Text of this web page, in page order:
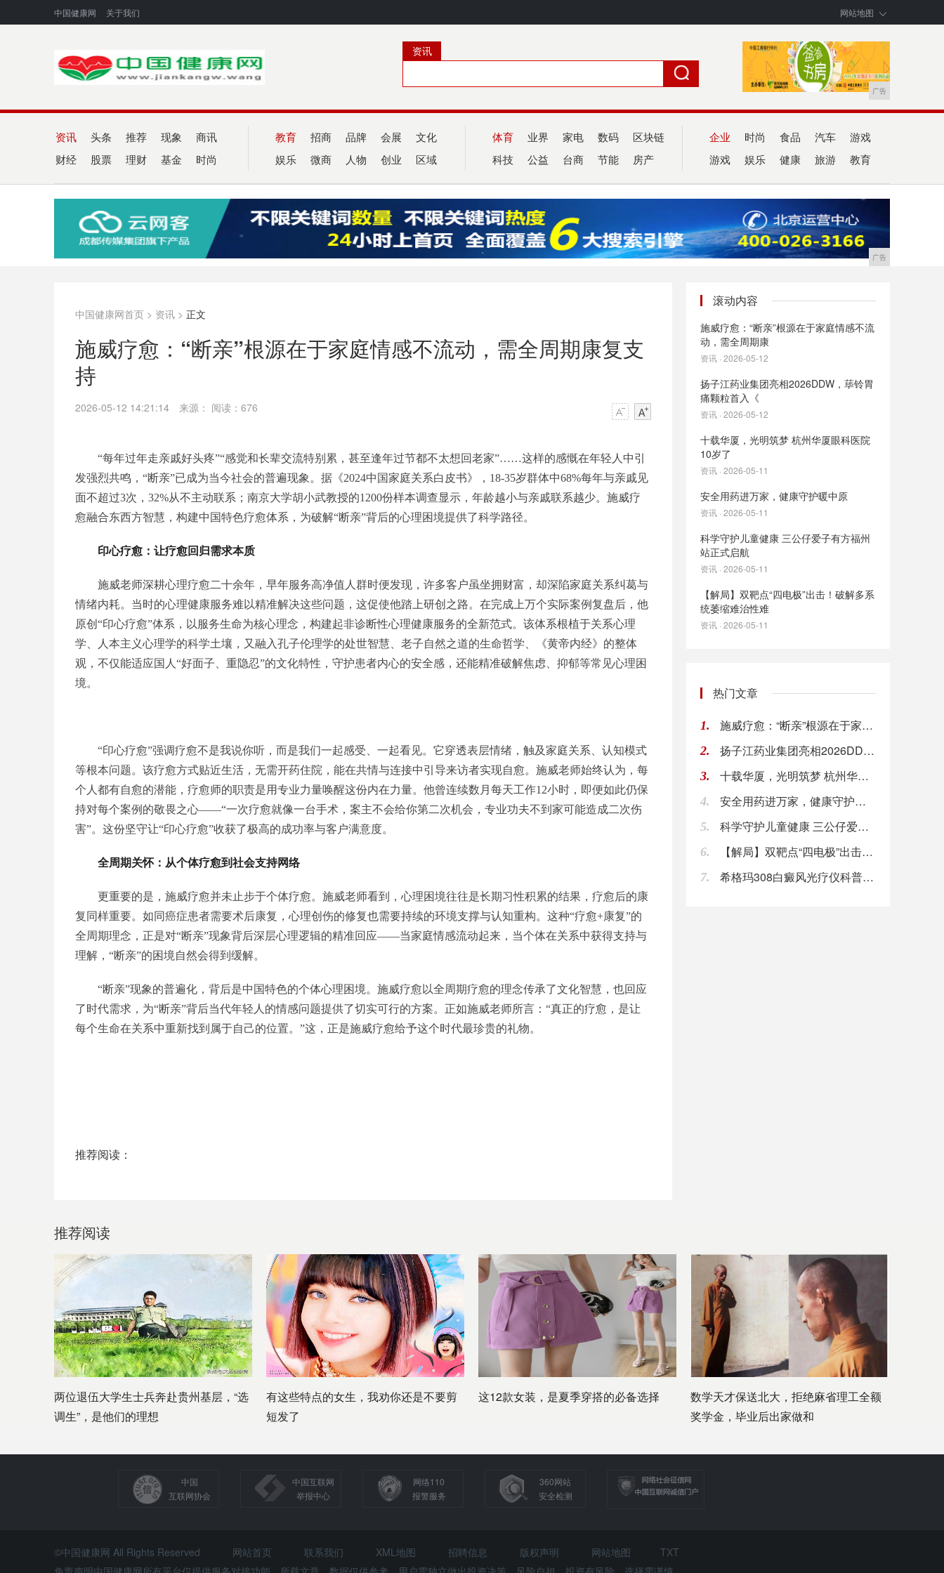
中国健康网 关于我们 网站地图
资讯
广告
资讯 头条 推荐 现象 商讯
财经 股票 理财 基金 时尚
教育 招商 品牌 会展 文化
娱乐 微商 人物 创业 区域
体育 业界 家电 数码 区块链
科技 公益 台商 节能 房产
企业 时尚 食品 汽车 游戏
游戏 娱乐 健康 旅游 教育
广告
中国健康网首页 > 资讯 > 正文
施威疗愈：“断亲”根源在于家庭情感不流动，需全周期康复支
持
2026-05-12 14:21:14 来源： 阅读：676
“每年过年走亲戚好头疼”“感觉和长辈交流特别累，甚至逢年过节都不太想回老家”……这样的感慨在年轻人中引
发强烈共鸣，“断亲”已成为当今社会的普遍现象。据《2024中国家庭关系白皮书》，18-35岁群体中68%每年与亲戚见
面不超过3次，32%从不主动联系；南京大学胡小武教授的1200份样本调查显示，年龄越小与亲戚联系越少。施威疗
愈融合东西方智慧，构建中国特色疗愈体系，为破解“断亲”背后的心理困境提供了科学路径。
印心疗愈：让疗愈回归 需求本质
施威老师深耕心理疗愈二十余年，早年服务高净值人群时便发现，许多客户虽坐拥财富，却深陷家庭关系纠葛与
情绪内耗。当时的心理健康服务难以精准解决这些问题，这促使他踏上研创之路。在完成上万个实际案例复盘后，他
原创“印心疗愈”体系，以服务生命为核心理念，构建起非诊断性心理健康服务的全新范式。该体系根植于关系心理
学、人本主义心理学的科学土壤，又融入孔子伦理学的处世智慧、老子自然之道的生命哲学、《黄帝内经》的整体
观，不仅能适应国人“好面子、重隐忍”的文化特性，守护患者内心的安全感，还能精准破解焦虑、抑郁等常见心理困
境。
“印心疗愈”强调疗愈不是我说你听，而是我们一起感受、一起看见。它穿透表层情绪，触及家庭关系、认知模式
等根本问题。该疗愈方式贴近生活，无需开药住院，能在共情与连接中引导来访者实现自愈。施威老师始终认为，每
个人都有自愈的潜能，疗愈师的职责是用专业力量唤醒这份内在力量。他曾连续数月每天工作12小时，即便如此仍保
持对每个案例的敬畏之心——“一次疗愈就像一台手术，案主不会给你第二次机会，专业功夫不到家可能造成二次伤
害”。这份坚守让“印心疗愈”收获了极高的成功率与客户满意度。
全周期关怀： 从个体疗愈到社会支持网络
更重要的是，施威疗愈并未止步于个体疗愈。施威老师看到，心理困境往往是长期习性积累的结果，疗愈后的康
复同样重要。如同癌症患者需要术后康复，心理创伤的修复也需要持续的环境支撑与认知重构。这种“疗愈+康复”的
全周期理念，正是对“断亲”现象背后深层心理逻辑的精准回应——当家庭情感流动起来，当个体在关系中获得支持与
理解，“断亲”的困境自然会得到缓解。
“断亲”现象的普遍化，背后是中国特色的个体心理困境。施威疗愈以全周期疗愈的理念传承了文化智慧，也回应
了时代需求，为“断亲”背后当代年轻人的情感问题提供了切实可行的方案。正如施威老师所言：“真正的疗愈，是让
每个生命在关系中重新找到属于自己的位置。”这，正是施威疗愈给予这个时代最珍贵的礼物。
推荐阅读：
滚动内容
施威疗愈：“断亲”根源在于家庭情感不流
动，需全周期康
资讯 · 2026-05-12
扬子江药业集团亮相2026DDW，荜铃胃
痛颗粒首入《
资讯 · 2026-05-12
十载华厦，光明筑梦 杭州华厦眼科医院
10岁了
资讯 · 2026-05-11
安全用药进万家，健康守护暖中原
资讯 · 2026-05-11
科学守护儿童健康 三公仔爱子有方福州
站正式启航
资讯 · 2026-05-11
【解局】双靶点“四电极”出击！破解多系
统萎缩难治性难
资讯 · 2026-05-11
热门文章
1. 施威疗愈：“断亲”根源在于家庭情感不流动，需全
2. 扬子江药业集团亮相2026DDW，荜铃胃痛颗粒
3. 十载华厦，光明筑梦 杭州华厦眼科医院10岁了
4. 安全用药进万家，健康守护暖中原
5. 科学守护儿童健康 三公仔爱子有方福州站正式启航
6. 【解局】双靶点“四电极”出击！破解多系统萎缩难
7. 希格玛308白癜风光疗仪科普：白癜风的治疗方法
推荐阅读
两位退伍大学生士兵奔赴贵州基层，“选
调生”，是他们的理想
有这些特点的女生，我劝你还是不要剪
短发了
这12款女装，是夏季穿搭的必备选择
数学天才保送北大，拒绝麻省理工全额
奖学金，毕业后出家做和
中国
互联网协会
中国互联网
举报中心
网络110
报警服务
360网站
安全检测
©中国健康网 All Rights Reserved 网站首页 联系我们 XML地图 招聘信息 版权声明 网站地图
TXT